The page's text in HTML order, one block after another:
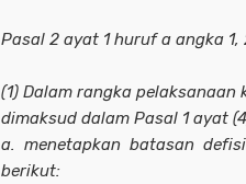
Pasal 2 ayat 1 huruf a angka 1,
(1) Dalam rangka
dimaksud dalam Pasal 1 ayat
a. menetapkan batasan
berikut: